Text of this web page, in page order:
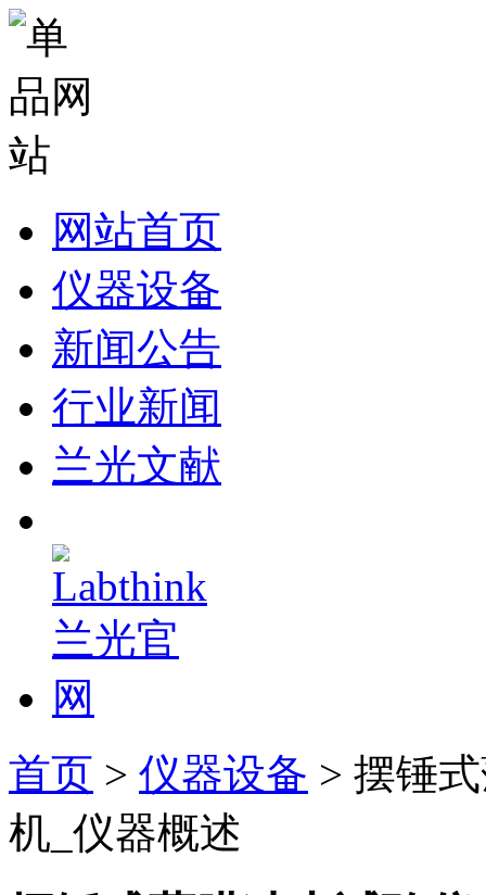
网站首页
仪器设备
新闻公告
行业新闻
兰光文献
首页 > 仪器设备 > 摆锤
机_仪器概述